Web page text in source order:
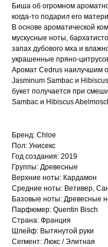
Биша об огромном
когда-то подарил его матери.
В основе ароматической
мускусные ноты,
запах дубового мха и
украшенные пряно-
Аромат Cedrus наилучшим
Jasminum Sambac и
букет получается при
Sambac и Hibiscus
Бренд: Chloe
Пол: Унисекс
Год создания: 2019
Группы: Древесные
Верхние ноты: Кардамон
Средние ноты: Ветивер,
Базовые ноты: Древесные
Парфюмер: Quentin Bisch
Страна: Франция
Шлейф: Вытянутой руки
Сегмент: Люкс / Элитная